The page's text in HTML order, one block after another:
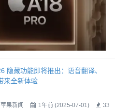
苹果新闻 1年前 (2025-07-01) 33